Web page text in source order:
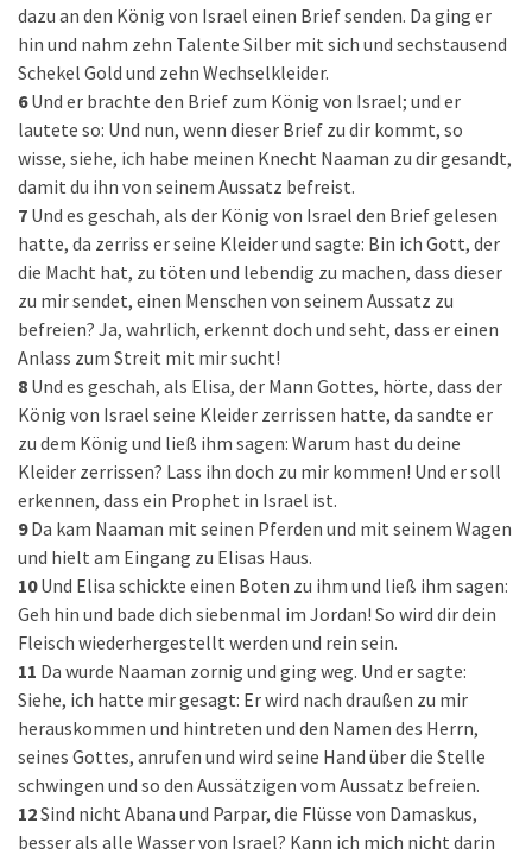
dazu an den König von Israel einen Brief senden. Da ging er
hin und nahm zehn Talente Silber mit sich und sechstausend
Schekel Gold und zehn Wechselkleider.
6 Und er brachte den Brief zum König von Israel; und er
lautete so: Und nun, wenn dieser Brief zu dir kommt, so
wisse, siehe, ich habe meinen Knecht Naaman zu dir gesandt,
damit du ihn von seinem Aussatz befreist.
7 Und es geschah, als der König von Israel den Brief gelesen
hatte, da zerriss er seine Kleider und sagte: Bin ich Gott, der
die Macht hat, zu töten und lebendig zu machen, dass dieser
zu mir sendet, einen Menschen von seinem Aussatz zu
befreien? Ja, wahrlich, erkennt doch und seht, dass er einen
Anlass zum Streit mit mir sucht!
8 Und es geschah, als Elisa, der Mann Gottes, hörte, dass der
König von Israel seine Kleider zerrissen hatte, da sandte er
zu dem König und ließ ihm sagen: Warum hast du deine
Kleider zerrissen? Lass ihn doch zu mir kommen! Und er soll
erkennen, dass ein Prophet in Israel ist.
9 Da kam Naaman mit seinen Pferden und mit seinem Wagen
und hielt am Eingang zu Elisas Haus.
10 Und Elisa schickte einen Boten zu ihm und ließ ihm sagen:
Geh hin und bade dich siebenmal im Jordan! So wird dir dein
Fleisch wiederhergestellt werden und rein sein.
11 Da wurde Naaman zornig und ging weg. Und er sagte:
Siehe, ich hatte mir gesagt: Er wird nach draußen zu mir
herauskommen und hintreten und den Namen des Herrn,
seines Gottes, anrufen und wird seine Hand über die Stelle
schwingen und so den Aussätzigen vom Aussatz befreien.
12Sind nicht Abana und Parpar, die Flüsse von Damaskus,
besser als alle Wasser von Israel? Kann ich mich nicht darin